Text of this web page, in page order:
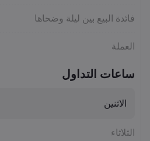
Salma
2026 Aug 05, 16:02
فائدة البيع بين ليلة وضحاها
العملة
ساعات التداول
الاثنين
الثلاثاء